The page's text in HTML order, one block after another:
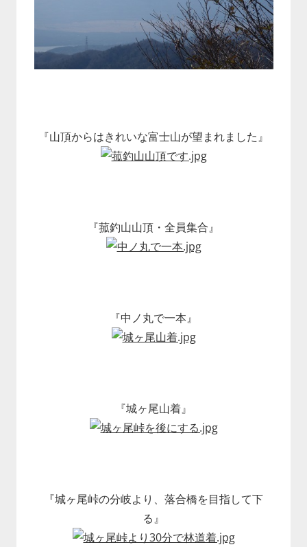
『山頂からはきれいな富士山が望まれました』
『菰釣山山頂・全員集合』
『中ノ丸で一本』
『城ヶ尾山着』
『城ヶ尾峠の分岐より、落合橋を目指して下
る』